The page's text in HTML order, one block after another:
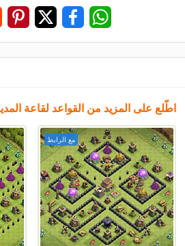
اطّلع على المزيد من القواعد لقاعة
مع الرابط